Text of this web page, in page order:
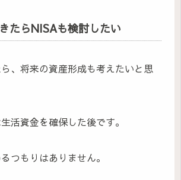
たらNISAも検討したい
、将来の資産形成も考えたいと思
活資金を確保した後です。
つもりはありません。